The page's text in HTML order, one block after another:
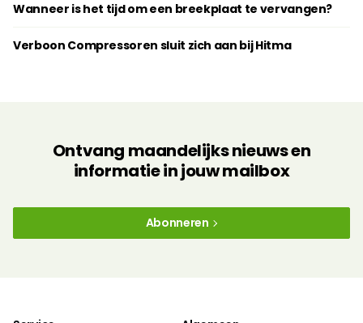
Wanneer is het tijd om een breekplaat te vervangen?
Verboon Compressoren sluit zich aan bij Hitma
Ontvang maandelijks nieuws en
informatie in jouw mailbox
Abonneren